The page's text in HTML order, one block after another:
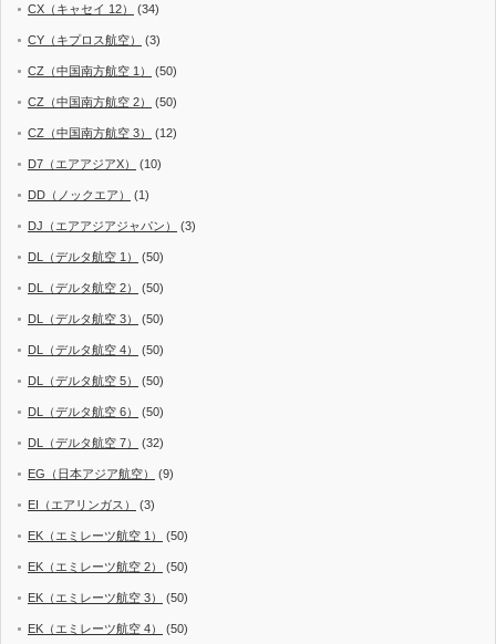
CX（キャセイ 12） (34)
CY（キプロス航空） (3)
CZ（中国南方航空 1） (50)
CZ（中国南方航空 2） (50)
CZ（中国南方航空 3） (12)
D7（エアアジアX） (10)
DD（ノックエア） (1)
DJ（エアアジアジャパン） (3)
DL（デルタ航空 1） (50)
DL（デルタ航空 2） (50)
DL（デルタ航空 3） (50)
DL（デルタ航空 4） (50)
DL（デルタ航空 5） (50)
DL（デルタ航空 6） (50)
DL（デルタ航空 7） (32)
EG（日本アジア航空） (9)
EI（エアリンガス） (3)
EK（エミレーツ航空 1） (50)
EK（エミレーツ航空 2） (50)
EK（エミレーツ航空 3） (50)
EK（エミレーツ航空 4） (50)